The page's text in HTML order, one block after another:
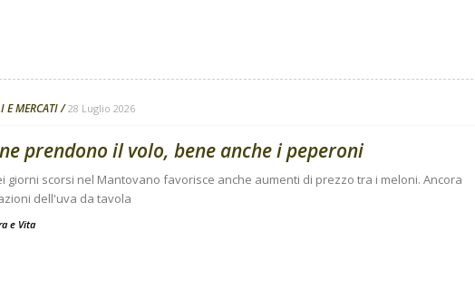
E MERCATI 28 Luglio 2026
prendono il volo, bene anche i peperoni
giorni scorsi nel Mantovano favorisce anche aumenti di prezzo tra i meloni. Ancora
dell'uva da tavola
e Vita